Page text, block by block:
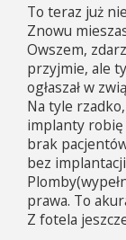
To teraz już
Znowu
Owszem,
przyjmie, ale
ogłaszał w
Na tyle
implanty robię
brak
bez
prawa. To
Z fotela